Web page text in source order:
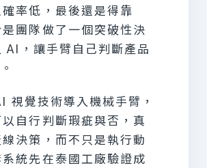
確率低，最後還是得靠
是團隊做了一個突破性決
AI，讓手臂自己判斷產品
視覺技術導入機械手臂，
自行判斷瑕疵與否，真
決策，而不只是執行動
統先在泰國工廠驗證成